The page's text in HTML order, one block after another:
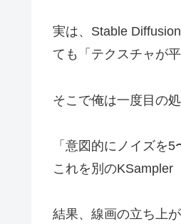
実は、Stable
ても「テクスチャが
そこで俺は一度目の
「意図的にノイズを
これを別のKSampler
結果、線画の立ち上